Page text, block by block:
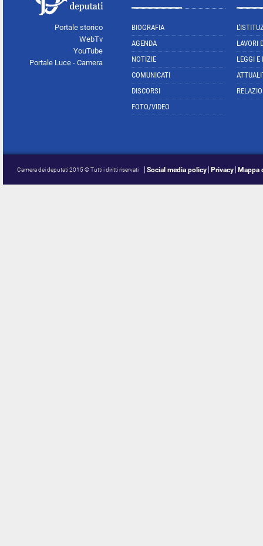
Portale storico
WebTv
YouTube
Portale Luce - Camera
BIOGRAFIA
AGENDA
NOTIZIE
COMUNICATI
DISCORSI
FOTO/VIDEO
LAVORI
LEGGI E
Camera dei deputati 2015 © Tutti i diritti riservati Social media policy Privacy Mappa